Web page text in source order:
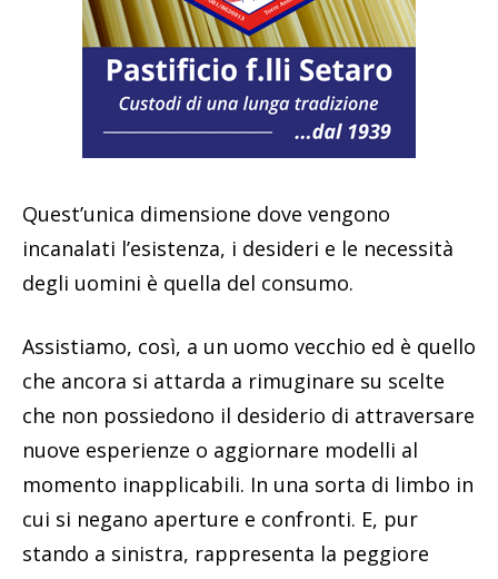
Quest’unica dimensione dove vengono
incanalati l’esistenza, i desideri e le necessità
degli uomini è quella del consumo.
Assistiamo, così, a un uomo vecchio ed è quello
che ancora si attarda a rimuginare su scelte
che non possiedono il desiderio di attraversare
nuove esperienze o aggiornare modelli al
momento inapplicabili. In una sorta di limbo in
cui si negano aperture e confronti. E, pur
stando a sinistra, rappresenta la peggiore